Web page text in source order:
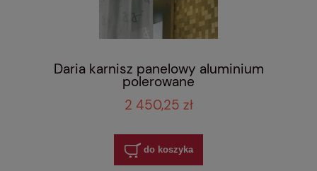
Daria karnisz panelowy aluminium
polerowane
2 450,25 zł
do koszyka